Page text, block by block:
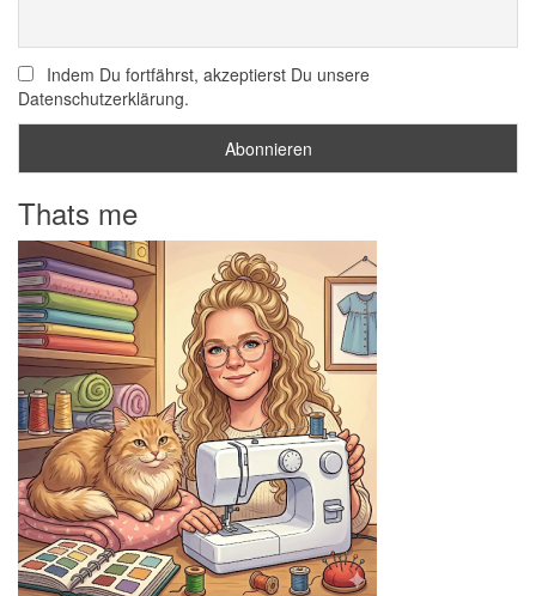
Indem Du fortfährst, akzeptierst Du unsere
Datenschutzerklärung.
Thats me